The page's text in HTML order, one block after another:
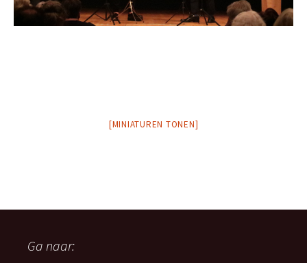
[MINIATUREN TONEN]
Ga naar: